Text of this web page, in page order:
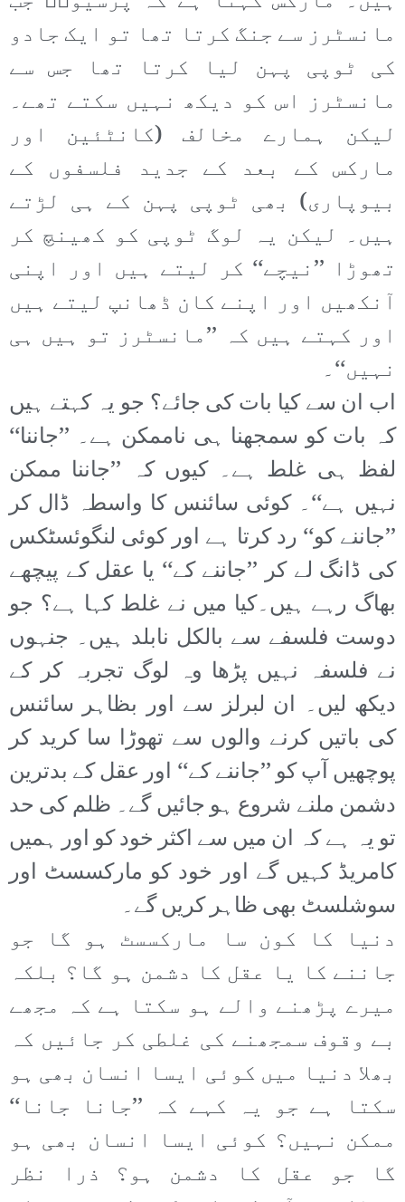
مانسٹرز سے جنگ کرتا تھا تو ایک جادو
کی ٹوپی پہن لیا کرتا تھا جس سے
مانسٹرز اس کو دیکھ نہیں سکتے تھے۔
لیکن ہمارے مخالف (کانٹئین اور
مارکس کے بعد کے جدید فلسفوں کے
بیوپاری) بھی ٹوپی پہن کے ہی لڑتے
ہیں۔ لیکن یہ لوگ ٹوپی کو کھینچ کر
تھوڑا ’’نیچے‘‘ کر لیتے ہیں اور اپنی
آنکھیں اور اپنے کان ڈھانپ لیتے ہیں
اور کہتے ہیں کہ ’’مانسٹرز تو ہیں ہی
نہیں‘‘۔
اب ان سے کیا بات کی جائے؟ جو یہ کہتے ہیں
کہ بات کو سمجھنا ہی ناممکن ہے۔ ’’جاننا‘‘
لفظ ہی غلط ہے۔ کیوں کہ ’’جاننا ممکن
نہیں ہے‘‘۔ کوئی سائنس کا واسطہ ڈال کر
’’جاننے کو‘‘ رد کرتا ہے اور کوئی لنگوئسٹکس
کی ڈانگ لے کر ’’جاننے کے‘‘ یا عقل کے پیچھے
بھاگ رہے ہیں۔کیا میں نے غلط کہا ہے؟ جو
دوست فلسفے سے بالکل نابلد ہیں۔ جنہوں
نے فلسفہ نہیں پڑھا وہ لوگ تجربہ کر کے
دیکھ لیں۔ ان لبرلز سے اور بظاہر سائنس
کی باتیں کرنے والوں سے تھوڑا سا کرید کر
پوچھیں آپ کو ’’جاننے کے‘‘ اور عقل کے بدترین
دشمن ملنے شروع ہو جائیں گے۔ ظلم کی حد
تو یہ ہے کہ ان میں سے اکثر خود کو اور ہمیں
کامریڈ کہیں گے اور خود کو مارکسسٹ اور
سوشلسٹ بھی ظاہر کریں گے۔
دنیا کا کون سا مارکسسٹ ہو گا جو
جاننے کا یا عقل کا دشمن ہو گا؟ بلکہ
میرے پڑھنے والے ہو سکتا ہے کہ مجھے
بے وقوف سمجھنے کی غلطی کر جائیں کہ
بھلا دنیا میں کوئی ایسا انسان بھی ہو
سکتا ہے جو یہ کہے کہ ’’جانا جانا‘‘
ممکن نہیں؟ کوئی ایسا انسان بھی ہو
گا جو عقل کا دشمن ہو؟ ذرا نظر